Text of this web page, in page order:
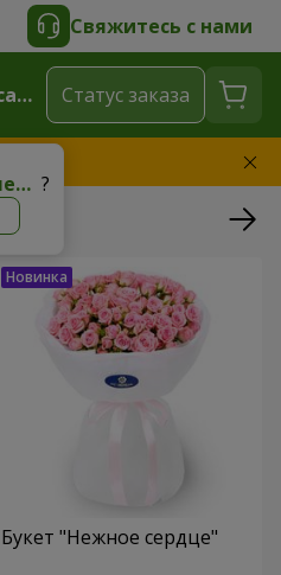
Свяжитесь с нами
Великая Александровка
Великая Александровка ?
Cтатус заказа
Букет "Нежное сердце"